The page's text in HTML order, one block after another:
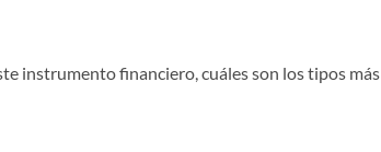
instrumento financiero, cuáles son los tipos más